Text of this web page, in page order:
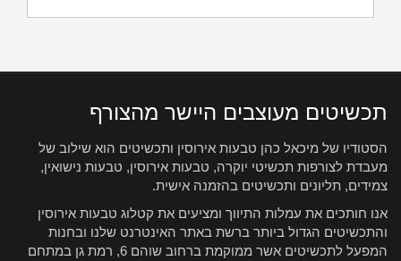
תכשיטים מעוצבים היישר מהצורף
הסטודיו של מיכאל כהן טבעות אירוסין ותכשיטים הוא שילוב של
מעבדת לצורפות תכשיטי יוקרה, טבעות אירוסין, טבעות נישואין,
צמידים, תליונים ותכשיטים בהזמנה אישית.
אנו חותכים את עמלות התיווך ומציעים את קטלוג טבעות אירוסין
והתכשיטים הגדול ביותר ברשת באתר האינטרנט שלנו ובחנות
המפעל לתכשיטים אשר ממוקמת ברחוב שוהם 6, רמת גן במתחם